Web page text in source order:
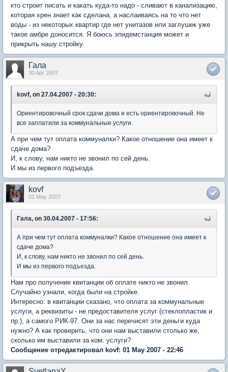
кто строит писать и какать куда-то надо - сливают в канализацию,
которая хрен знает как сделана, а наслаиваясь на то что нет
воды - из некоторых квартир где нет унитазов или заглушек уже
такое амбре доносится. Я боюсь эпидемстанция может и
прикрыть нашу стройку.
Гала
30 Apr 2007
kovf, on 27.04.2007 - 20:30:
Ориентировочный срок сдачи дома и есть ориентировочный. Не
все заплатили за коммунальные услуги.
А при чем тут оплата коммуналки? Какое отношение она имеет к
сдаче дома?
И, к слову, нам никто не звонил по сей день.
И мы из первого подъезда.
kovf
01 May 2007
Гала, on 30.04.2007 - 17:56:
А при чем тут оплата коммуналки? Какое отношение она имеет к
сдаче дома?
И, к слову, нам никто не звонил по сей день.
И мы из первого подъезда.
Нам про получение квитанции об оплате никто не звонил.
Случайно узнали, когда были на стройке.
Интересно: в квитанции сказано, что оплата за коммунальные
услуги, а реквизиты - не предоставителя услуг (стеклопластик и
пр.), а самого РИК-97. Они за нас перечисят эти деньги куда
нужно? А как проверить, что они нам выставили столько же,
сколько им выставили за ком. услуги?
Сообщение отредактировал kovf: 01 May 2007 - 22:46